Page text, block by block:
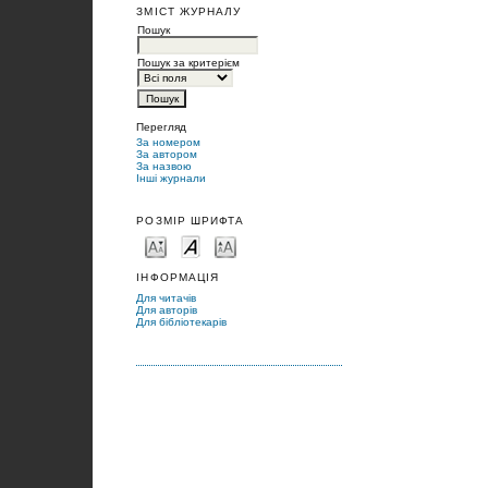
ЗМІСТ ЖУРНАЛУ
Пошук
Пошук за критерієм
Перегляд
За номером
За автором
За назвою
Інші журнали
РОЗМІР ШРИФТА
ІНФОРМАЦІЯ
Для читачів
Для авторів
Для бібліотекарів